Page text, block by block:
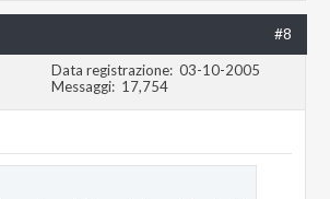
#8
Data registrazione 03-10-2005
Messaggi
17,754